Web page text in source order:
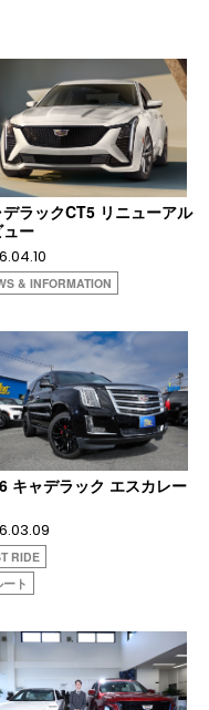
デラックCT5 リニューアル
ー
& INFORMATION
キャデラック エスカレー
RIDE
ト